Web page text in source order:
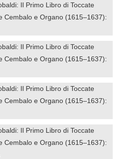
Il Primo Libro di Toccate
Cembalo e Organo (1615–1637):
Il Primo Libro di Toccate
Cembalo e Organo (1615–1637):
Il Primo Libro di Toccate
Cembalo e Organo (1615–1637):
Il Primo Libro di Toccate
Cembalo e Organo (1615–1637):